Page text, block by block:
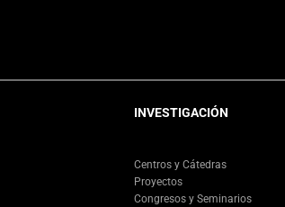
INVESTIGACIÓN
Centros y Cátedras
Proyectos
Congresos y Seminarios